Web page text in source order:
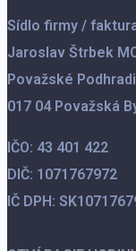
Sídlo firmy /
Jaroslav Štrbek
Považské
017 04 Považská
IČO: 43 401 422
DIČ: 1071767972
IČ DPH: